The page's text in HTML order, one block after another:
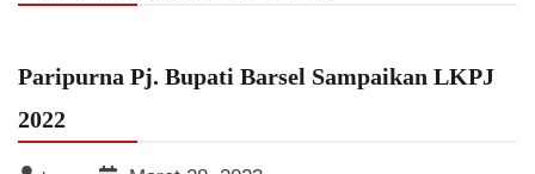
Paripurna Pj. Bupati Barsel Sampaikan LKPJ
2022